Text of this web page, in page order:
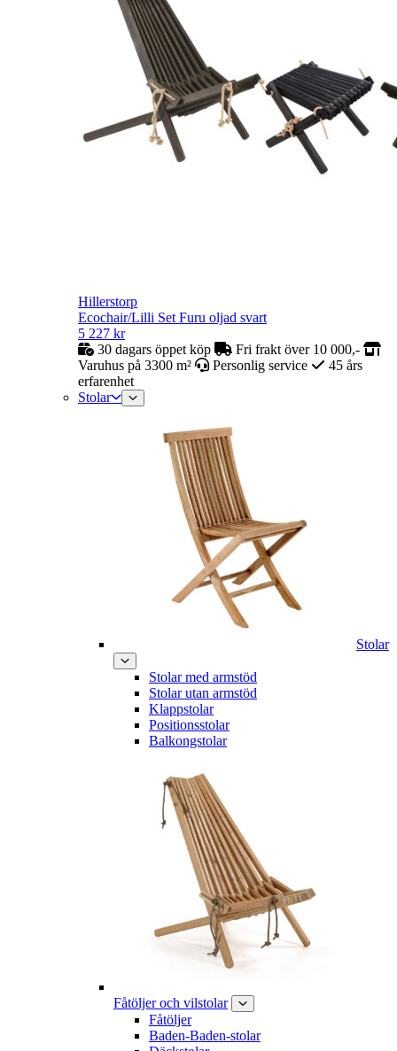
Hillerstorp
Ecochair/Lilli Set Furu oljad svart
5 227 kr
30 dagars öppet köp
Fri frakt över 10 000,-
Varuhus på 3300 m²
Personlig service
45 års
erfarenhet
Stolar
Stolar
Stolar med armstöd
Stolar utan armstöd
Klappstolar
Positionsstolar
Balkongstolar
Fåtöljer och vilstolar
Fåtöljer
Baden-Baden-stolar